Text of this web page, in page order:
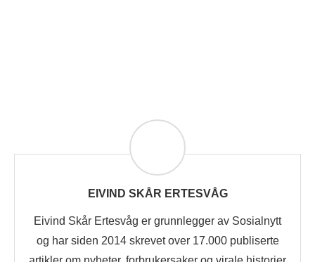
EIVIND SKÅR ERTESVÅG
Eivind Skår Ertesvåg er grunnlegger av Sosialnytt
og har siden 2014 skrevet over 17.000 publiserte